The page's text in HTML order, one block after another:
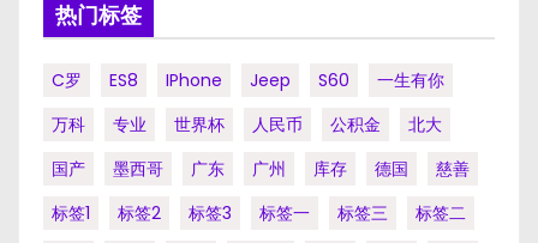
热门标签
C罗 ES8 IPhone Jeep S60
一生有你
万科
专业 世界杯 人民币 公积金
北大
国产
墨西哥 广东 广州 库存 德国
慈善
标签1
标签2 标签3 标签一 标签三
标签二